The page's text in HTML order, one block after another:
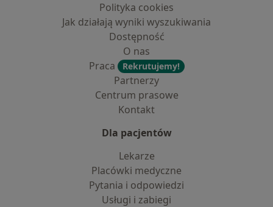
Polityka cookies
Jak działają wyniki wyszukiwania
Dostępność
O nas
Praca
Rekrutujemy!
Partnerzy
Centrum prasowe
Kontakt
Dla pacjentów
Lekarze
Placówki medyczne
Pytania i odpowiedzi
Usługi i zabiegi